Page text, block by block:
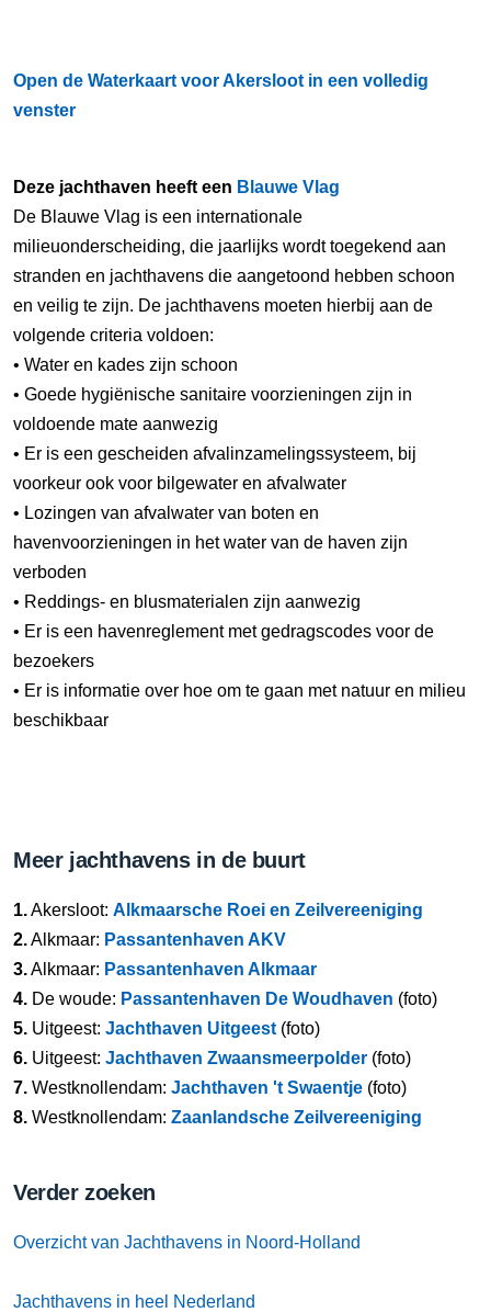
Open de Waterkaart voor Akersloot in een volledig
venster
Deze jachthaven heeft een Blauwe Vlag
De Blauwe Vlag is een internationale
milieuonderscheiding, die jaarlijks wordt toegekend aan
stranden en jachthavens die aangetoond hebben schoon
en veilig te zijn. De jachthavens moeten hierbij aan de
volgende criteria voldoen:
• Water en kades zijn schoon
• Goede hygiënische sanitaire voorzieningen zijn in
voldoende mate aanwezig
• Er is een gescheiden afvalinzamelingssysteem, bij
voorkeur ook voor bilgewater en afvalwater
• Lozingen van afvalwater van boten en
havenvoorzieningen in het water van de haven zijn
verboden
• Reddings- en blusmaterialen zijn aanwezig
• Er is een havenreglement met gedragscodes voor de
bezoekers
• Er is informatie over hoe om te gaan met natuur en milieu
beschikbaar
Meer jachthavens in de buurt
1.Akersloot: Alkmaarsche Roei en Zeilvereeniging
2.Alkmaar: Passantenhaven AKV
3.Alkmaar: Passantenhaven Alkmaar
4. De woude: Passantenhaven De Woudhaven (foto)
5. Uitgeest: Jachthaven Uitgeest (foto)
6. Uitgeest: Jachthaven Zwaansmeerpolder (foto)
7. Westknollendam: Jachthaven 't Swaentje (foto)
8. Westknollendam: Zaanlandsche Zeilvereeniging
Verder zoeken
Overzicht van Jachthavens in Noord-Holland
Jachthavens in heel Nederland